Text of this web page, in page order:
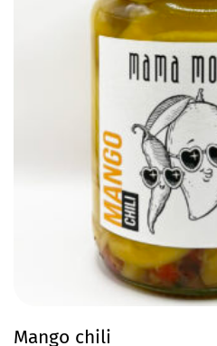
Mango chili